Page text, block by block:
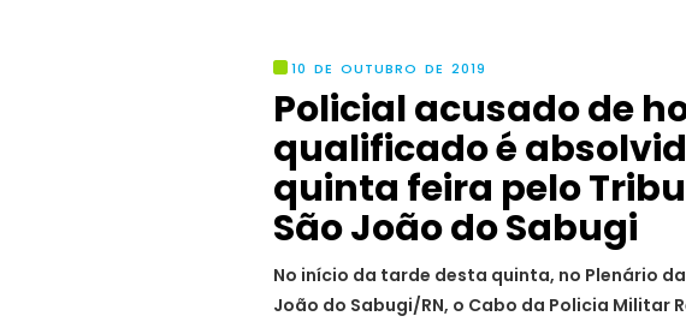
10 DE OUTUBRO DE 2019
Policial acusado de
qualificado é
quinta feira pelo
São João do Sabugi
No início da tarde desta quinta, no Plenário
João do Sabugi/RN, o Cabo da Policia Militar